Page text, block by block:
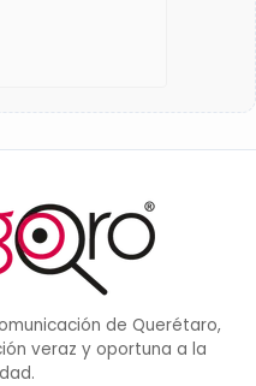
de Querétaro,
veraz y oportuna a la